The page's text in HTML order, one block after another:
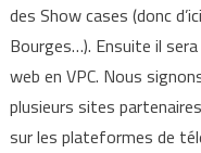
des Show cases (donc
Bourges…). Ensuite il
web en VPC. Nous
plusieurs sites
sur les plateformes de